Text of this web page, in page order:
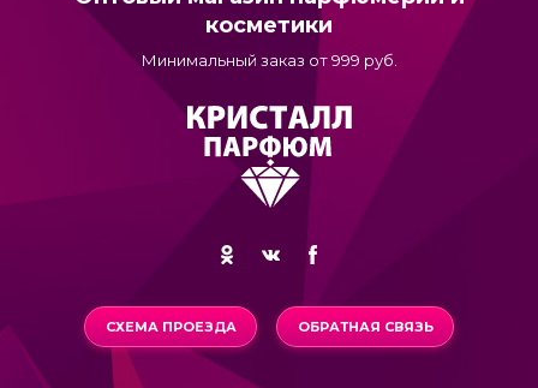
косметики
Минимальный заказ от 999 руб.
СХЕМА ПРОЕЗДА ОБРАТНАЯ СВЯЗЬ